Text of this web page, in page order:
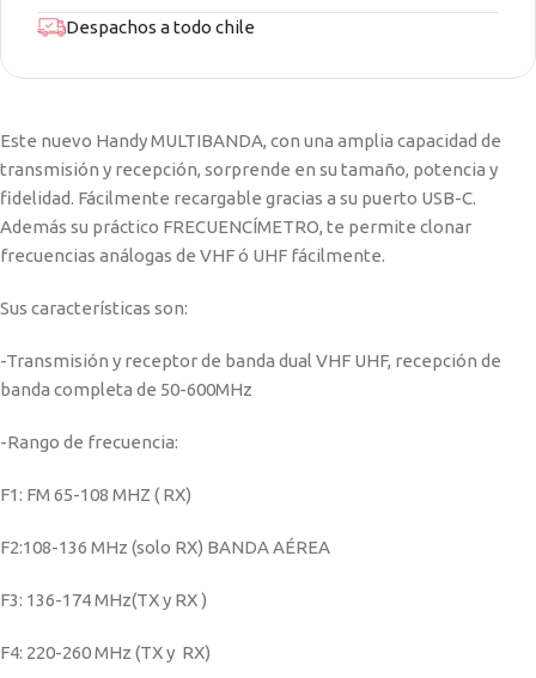
Despachos a todo chile
Este nuevo Handy MULTIBANDA, con una amplia capacidad de
transmisión y recepción, sorprende en su tamaño, potencia y
fidelidad. Fácilmente recargable gracias a su puerto USB-C.
Además su práctico FRECUENCÍMETRO, te permite clonar
frecuencias análogas de VHF ó UHF fácilmente.
Sus características son:
-Transmisión y receptor de banda dual VHF UHF, recepción de
banda completa de 50-600MHz
-Rango de frecuencia:
F1: FM 65-108 MHZ ( RX)
F2:108-136 MHz (solo RX) BANDA AÉREA
F3: 136-174 MHz(TX y RX )
F4: 220-260 MHz (TX y RX)